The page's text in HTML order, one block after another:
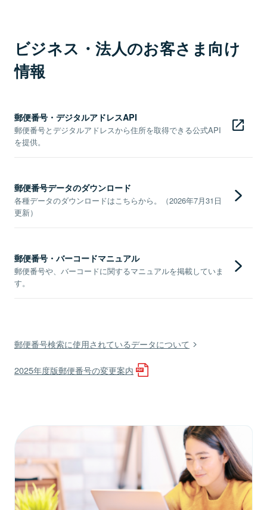
ビジネス・法人のお客さま向け
情報
郵便番号・デジタルアドレスAPI
郵便番号とデジタルアドレスから住所を取得できる公式API
を提供。
郵便番号データのダウンロード
各種データのダウンロードはこちらから。（2026年7月31日
更新）
郵便番号・バーコードマニュアル
郵便番号や、バーコードに関するマニュアルを掲載していま
す。
郵便番号検索に使用されているデータについて
2025年度版郵便番号の変更案内